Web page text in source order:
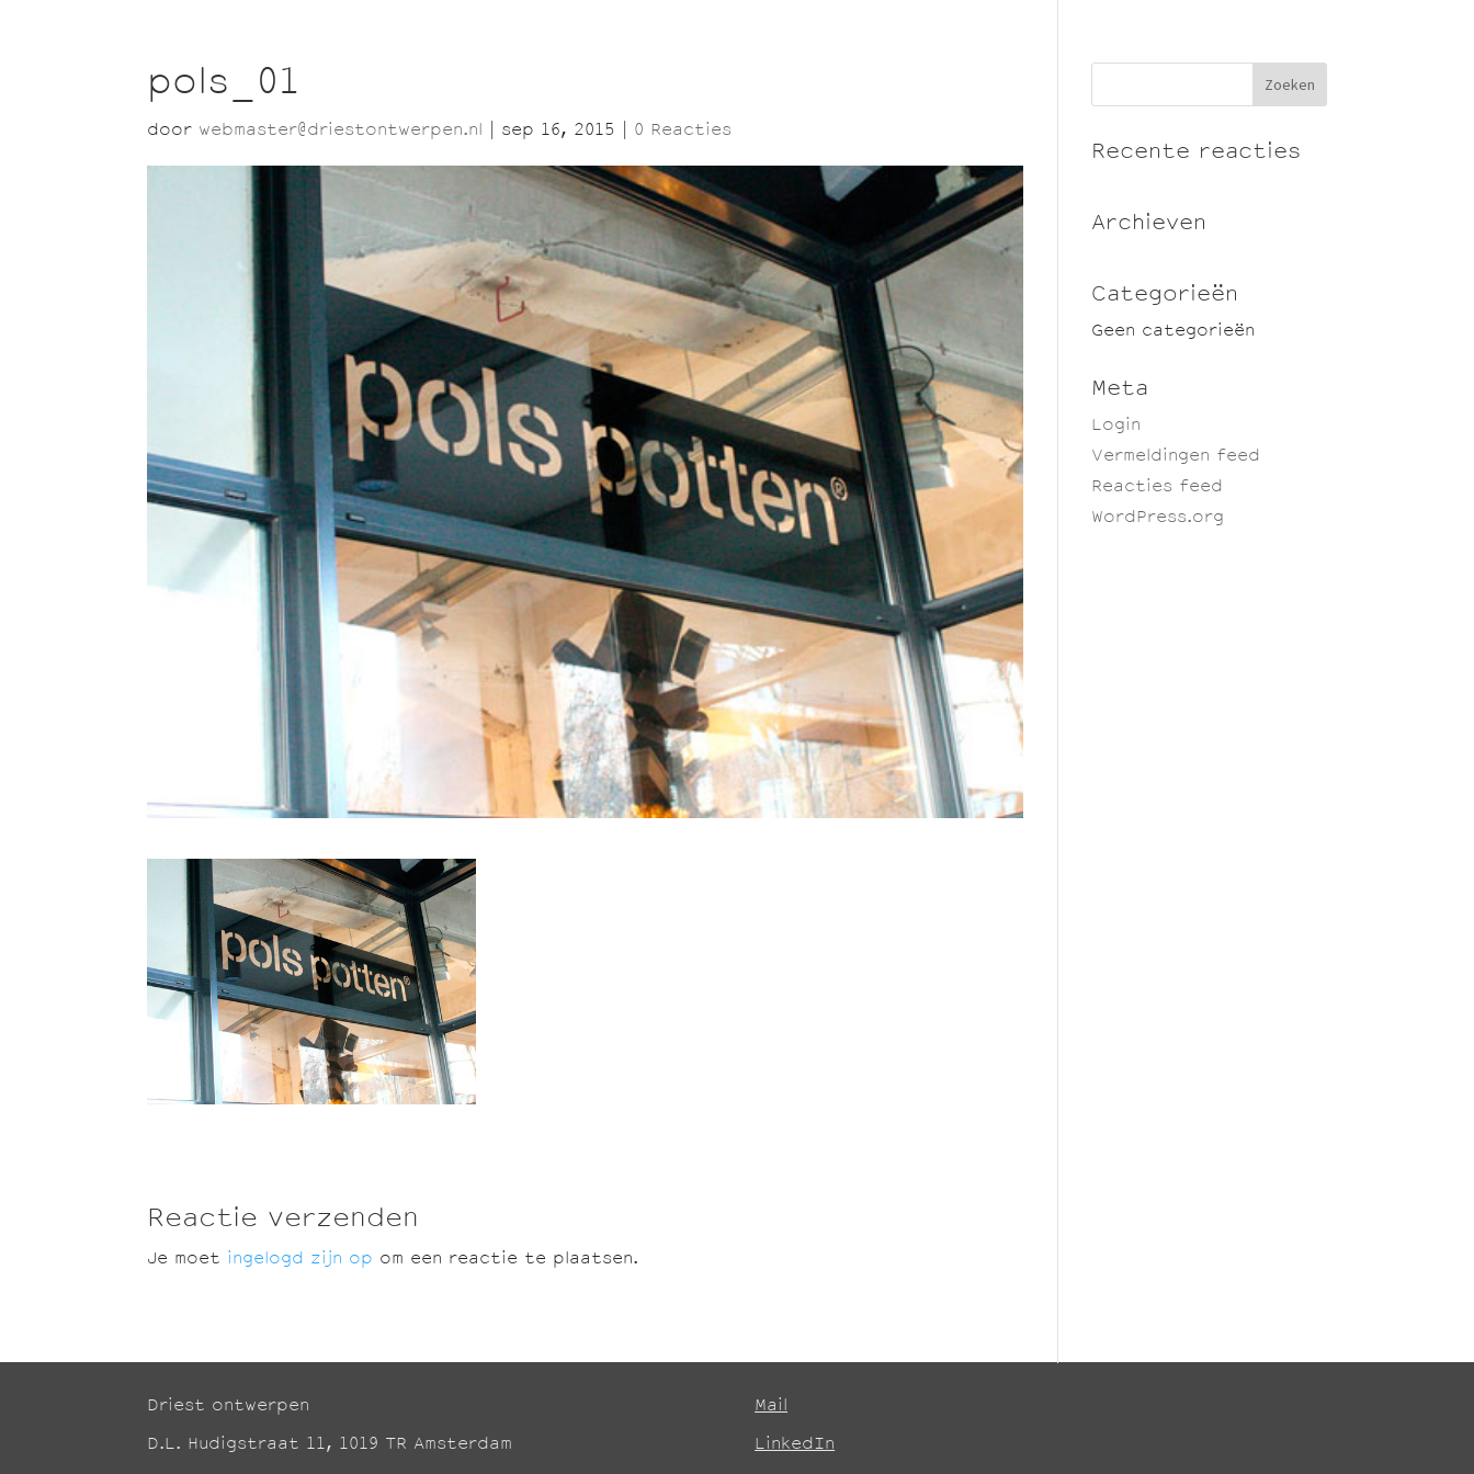
pols_01
door webmaster@driestontwerpen.nl sep 16, 2015 0 Reacties
Reactie verzenden
Je moet ingelogd zijn op om een reactie te plaatsen.
Recente reacties
Archieven
Categorieën
Geen categorieën
Meta
Login
Vermeldingen feed
Reacties feed
WordPress.org
Driest ontwerpen
D.L. Hudigstraat 11, 1019 TR Amsterdam
Mail
LinkedIn